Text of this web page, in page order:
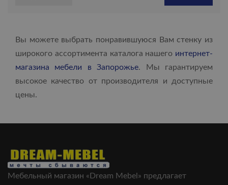
Вы можете выбрать понравившуюся Вам стенку из
широкого ассортимента каталога нашего интернет-
магазина мебели в Запорожье. Мы гарантируем
высокое качество от производителя и доступные
цены.
Мебельный магазин «Dream Mebel» предлагает